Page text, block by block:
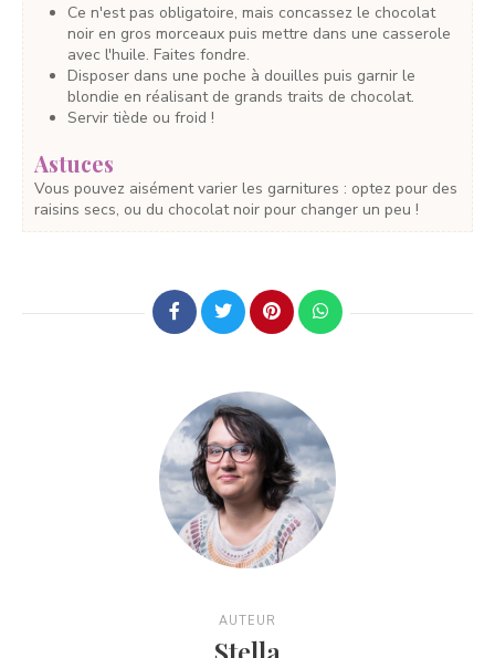
Ce n'est pas obligatoire, mais concassez le chocolat
noir en gros morceaux puis mettre dans une casserole
avec l'huile. Faites fondre.
Disposer dans une poche à douilles puis garnir le
blondie en réalisant de grands traits de chocolat.
Servir tiède ou froid !
Astuces
Vous pouvez aisément varier les garnitures : optez pour des
raisins secs, ou du chocolat noir pour changer un peu !
AUTEUR